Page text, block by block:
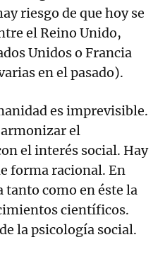
riesgo de que hoy se
el Reino Unido,
Unidos o Francia
en el pasado).
es imprevisible.
el
el interés social. Hay
forma racional. En
como en éste la
científicos.
la psicología social.